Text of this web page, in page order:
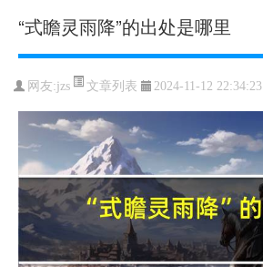
“式瞻灵雨降”的出处是哪里
网友:jzs 文章列表 2024-11-12 22:34:23